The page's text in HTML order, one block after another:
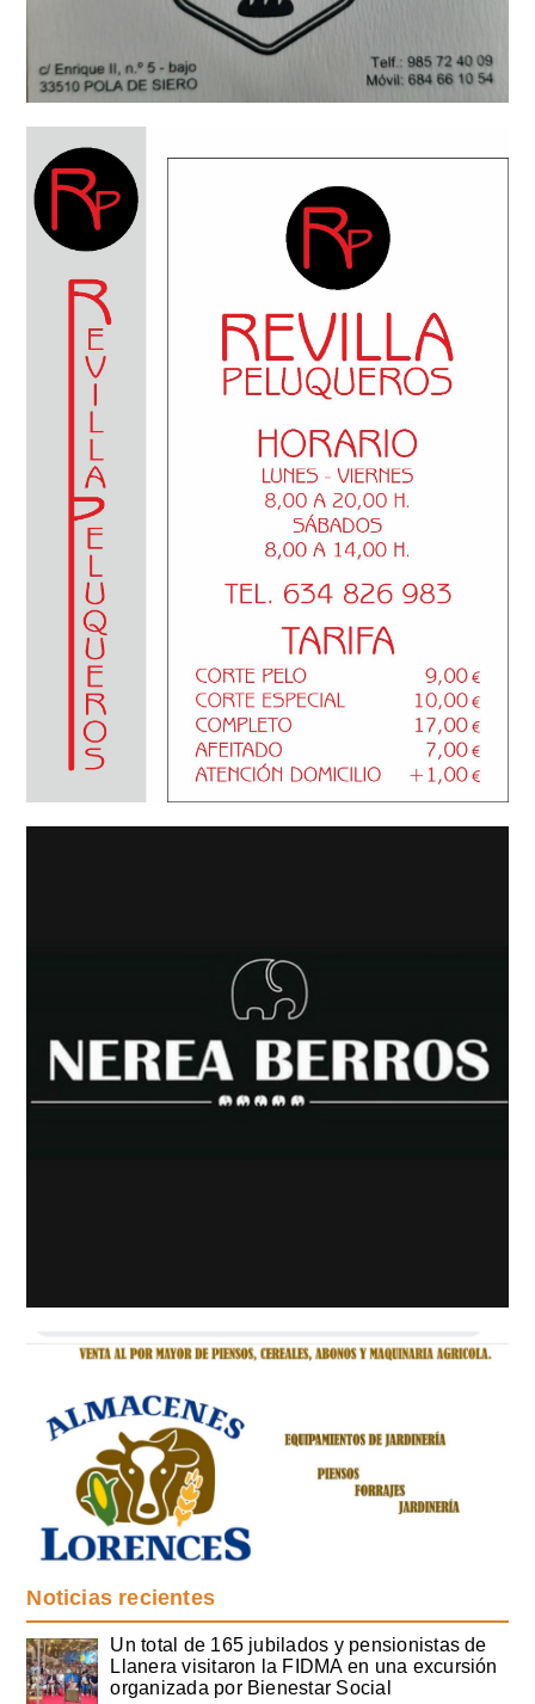
Noticias recientes
Un total de 165 jubilados y pensionistas de
Llanera visitaron la FIDMA en una excursión
organizada por Bienestar Social